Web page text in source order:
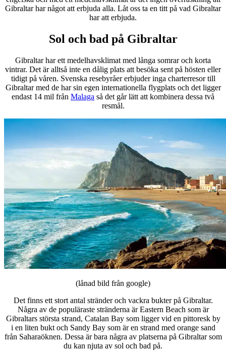
Gibraltar har något att erbjuda alla. Låt oss ta en titt på vad Gibraltar
har att erbjuda.
Sol och bad på Gibraltar
Gibraltar har ett medelhavsklimat med långa somrar och korta
vintrar. Det är alltså inte en dålig plats att besöka sent på hösten eller
tidigt på våren. Svenska resebyråer erbjuder inga charterresor till
Gibraltar med de har sin egen internationella flygplats och det ligger
endast 14 mil från Malaga så det går lätt att kombinera dessa två
resmål.
(lånad bild från google)
Det finns ett stort antal stränder och vackra bukter på Gibraltar.
Några av de populäraste stränderna är Eastern Beach som är
Gibraltars största strand, Catalan Bay som ligger vid en pittoresk by
i en liten bukt och Sandy Bay som är en strand med orange sand
från Saharaöknen. Dessa är bara några av platserna på Gibraltar som
du kan njuta av sol och bad på.